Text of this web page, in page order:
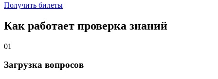
Получить билеты
Как работает проверка знаний
01
Загрузка вопросов